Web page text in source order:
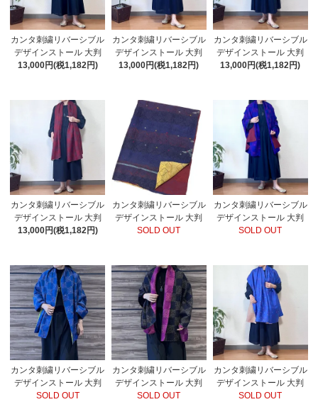
カンタ刺繍リバーシブル
デザインストール 大判
13,000円(税1,182円)
カンタ刺繍リバーシブル
デザインストール 大判
13,000円(税1,182円)
カンタ刺繍リバーシブル
デザインストール 大判
13,000円(税1,182円)
カンタ刺繍リバーシブル
デザインストール 大判
13,000円(税1,182円)
カンタ刺繍リバーシブル
デザインストール 大判
SOLD OUT
カンタ刺繍リバーシブル
デザインストール 大判
SOLD OUT
カンタ刺繍リバーシブル
デザインストール 大判
SOLD OUT
カンタ刺繍リバーシブル
デザインストール 大判
SOLD OUT
カンタ刺繍リバーシブル
デザインストール 大判
SOLD OUT